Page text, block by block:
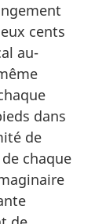
cents
au-
dans
de
chaque